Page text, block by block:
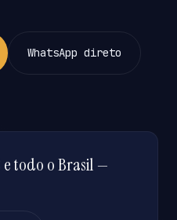
WhatsApp direto
todo o Brasil —